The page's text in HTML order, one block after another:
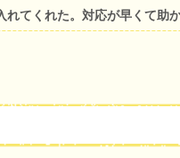
てくれた。対応が早くて助か